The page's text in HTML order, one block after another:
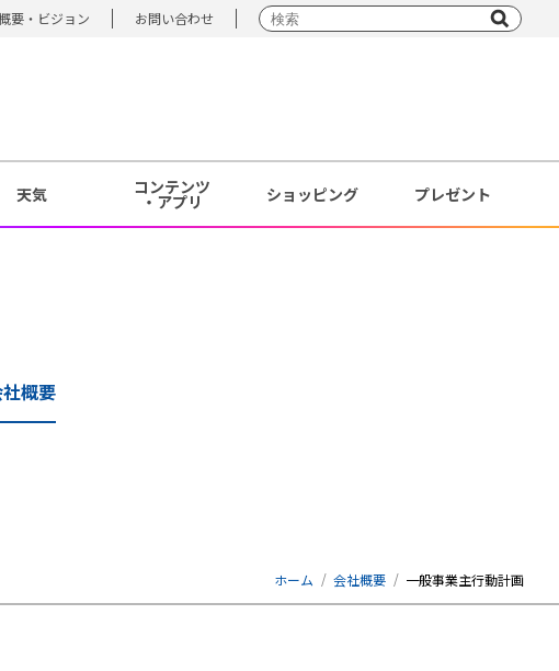
要・ビジョン お問い合わせ
天気 コンテンツ
・アプリ ショッピング プレゼント
概要
ホーム 会社概要 一般事業主行動計画